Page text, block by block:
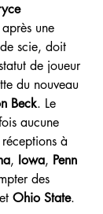
une
scie, doit
de joueur
du nouveau
Beck. Le
aucune
à
, Iowa, Penn
des
et Ohio State.